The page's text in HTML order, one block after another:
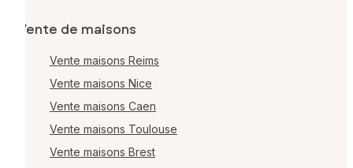
Vente de maisons
Vente maisons Reims
Vente maisons Nice
Vente maisons Caen
Vente maisons Toulouse
Vente maisons Brest